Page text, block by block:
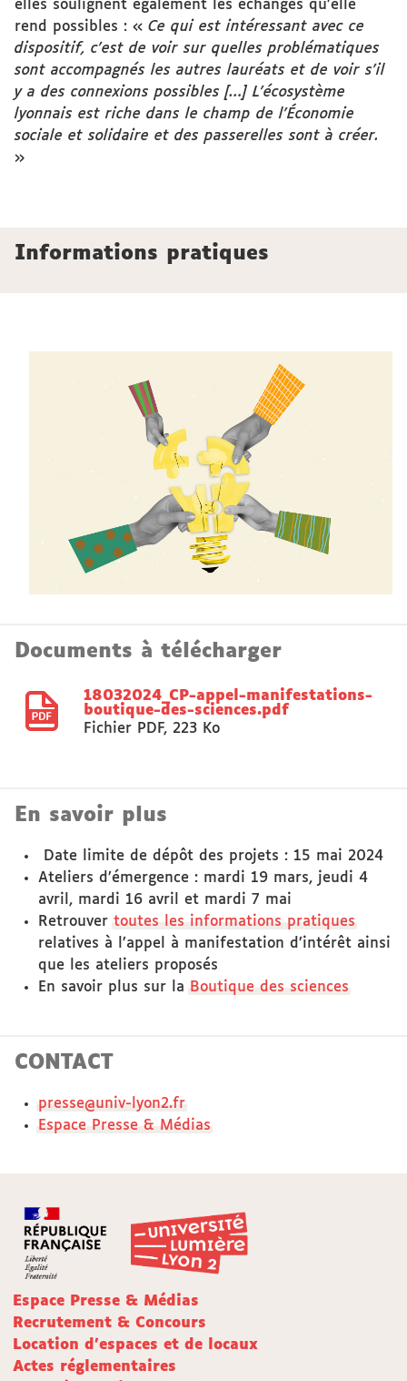
elles soulignent également les échanges qu’elle
rend possibles : « Ce qui est intéressant avec ce
dispositif, c’est de voir sur quelles problématiques
sont accompagnés les autres lauréats et de voir s’il
y a des connexions possibles […] L’écosystème
lyonnais est riche dans le champ de l’Économie
sociale et solidaire et des passerelles sont à créer.
»
Informations pratiques
Documents à télécharger
18032024_CP-appel-manifestations-
boutique-des-sciences.pdf
Fichier PDF, 223 Ko
En savoir plus
Date limite de dépôt des projets : 15 mai 2024
Ateliers d’émergence : mardi 19 mars, jeudi 4
avril, mardi 16 avril et mardi 7 mai
Retrouver toutes les informations pratiques
relatives à l’appel à manifestation d’intérêt ainsi
que les ateliers proposés
En savoir plus sur la Boutique des sciences
CONTACT
presse@univ-lyon2.fr
Espace Presse & Médias
Espace Presse & Médias
Recrutement & Concours
Location d'espaces et de locaux
Actes réglementaires